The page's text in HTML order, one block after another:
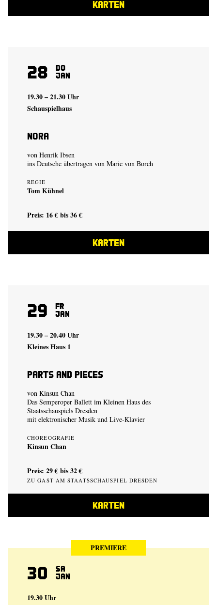
KARTEN
28 Do
Jan
19.30 – 21.30 Uhr
Schauspielhaus
Nora
von Henrik Ibsen
ins Deutsche übertragen von Marie von Borch
REGIE
Tom Kühnel
Preis: 16 € bis 36 €
KARTEN
29 Fr
Jan
19.30 – 20.40 Uhr
Kleines Haus 1
Parts and Pieces
von Kinsun Chan
Das Semperoper Ballett im Kleinen Haus des
Staatsschauspiels Dresden
mit elektronischer Musik und Live-Klavier
CHOREOGRAFIE
Kinsun Chan
Preis: 29 € bis 32 €
ZU GAST AM STAATSSCHAUSPIEL DRESDEN
KARTEN
PREMIERE
30 Sa
Jan
19.30 Uhr